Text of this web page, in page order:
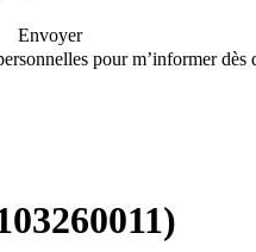
Envoyer
pour m’informer